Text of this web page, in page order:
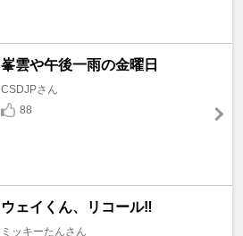
峯雲や午後一雨の金曜日
CSDJPさん
88
ウェイくん、リコール‼️
ミッキーたんさん